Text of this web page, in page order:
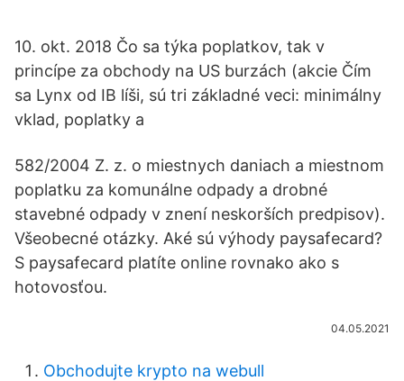
10. okt. 2018 Čo sa týka poplatkov, tak v
princípe za obchody na US burzách (akcie Čím
sa Lynx od IB líši, sú tri základné veci: minimálny
vklad, poplatky a
582/2004 Z. z. o miestnych daniach a miestnom
poplatku za komunálne odpady a drobné
stavebné odpady v znení neskorších predpisov).
Všeobecné otázky. Aké sú výhody paysafecard?
S paysafecard platíte online rovnako ako s
hotovosťou.
04.05.2021
Obchodujte krypto na webull